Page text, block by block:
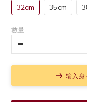
32cm 35cm
數量
输入身